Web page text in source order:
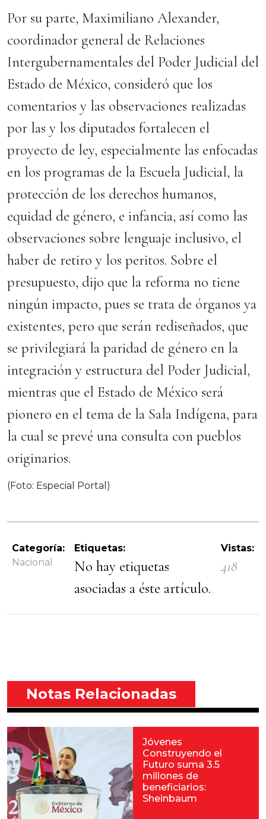
Por su parte, Maximiliano Alexander,
coordinador general de Relaciones
Intergubernamentales del Poder Judicial del
Estado de México, consideró que los
comentarios y las observaciones realizadas
por las y los diputados fortalecen el
proyecto de ley, especialmente las enfocadas
en los programas de la Escuela Judicial, la
protección de los derechos humanos,
equidad de género, e infancia, así como las
observaciones sobre lenguaje inclusivo, el
haber de retiro y los peritos. Sobre el
presupuesto, dijo que la reforma no tiene
ningún impacto, pues se trata de órganos ya
existentes, pero que serán rediseñados, que
se privilegiará la paridad de género en la
integración y estructura del Poder Judicial,
mientras que el Estado de México será
pionero en el tema de la Sala Indígena, para
la cual se prevé una consulta con pueblos
originarios.
(Foto: Especial Portal)
Categoría:
Nacional
Etiquetas:
No hay etiquetas
asociadas a éste artículo.
Vistas:
418
Notas Relacionadas
Jóvenes
Construyendo el
Futuro suma 3.5
millones de
beneficiarios:
Sheinbaum